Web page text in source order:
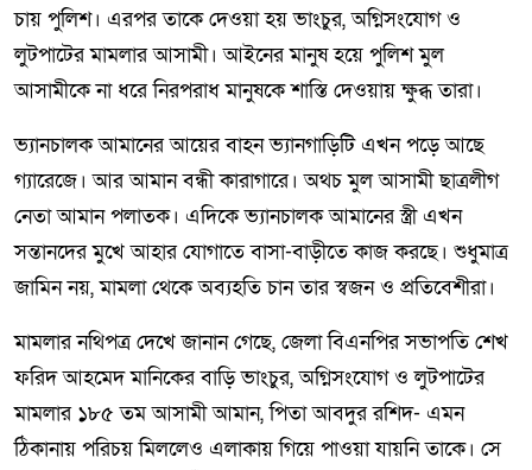
চায় পুলিশ। এরপর তাকে দেওয়া হয় ভাংচুর, অগ্নিসংযোগ ও
লুটপাটের মামলার আসামী। আইনের মানুষ হয়ে পুলিশ মুল
আসামীকে না ধরে নিরপরাধ মানুষকে শাস্তি দেওয়ায় ক্ষুব্ধ তারা।
ভ্যানচালক আমানের আয়ের বাহন ভ্যানগাড়িটি এখন পড়ে আছে
গ্যারেজে। আর আমান বন্ধী কারাগারে। অথচ মুল আসামী ছাত্রলীগ
নেতা আমান পলাতক। এদিকে ভ্যানচালক আমানের স্ত্রী এখন
সন্তানদের মুখে আহার যোগাতে বাসা-বাড়ীতে কাজ করছে। শুধুমাত্র
জামিন নয়, মামলা থেকে অব্যহতি চান তার স্বজন ও প্রতিবেশীরা।
মামলার নথিপত্র দেখে জানান গেছে, জেলা বিএনপির সভাপতি শেখ
ফরিদ আহমেদ মানিকের বাড়ি ভাংচুর, অগ্নিসংযোগ ও লুটপাটের
মামলার ১৮৫ তম আসামী আমান, পিতা আবদুর রশিদ- এমন
ঠিকানায় পরিচয় মিললেও এলাকায় গিয়ে পাওয়া যায়নি তাকে। সে